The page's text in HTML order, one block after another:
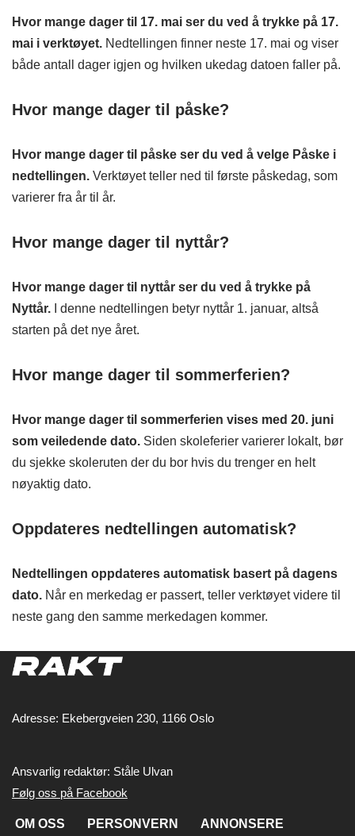
Hvor mange dager til 17. mai ser du ved å trykke på 17.
mai i verktøyet. Nedtellingen finner neste 17. mai og viser
både antall dager igjen og hvilken ukedag datoen faller på.
Hvor mange dager til påske?
Hvor mange dager til påske ser du ved å velge Påske i
nedtellingen. Verktøyet teller ned til første påskedag, som
varierer fra år til år.
Hvor mange dager til nyttår?
Hvor mange dager til nyttår ser du ved å trykke på
Nyttår. I denne nedtellingen betyr nyttår 1. januar, altså
starten på det nye året.
Hvor mange dager til sommerferien?
Hvor mange dager til sommerferien vises med 20. juni
som veiledende dato. Siden skoleferier varierer lokalt, bør
du sjekke skoleruten der du bor hvis du trenger en helt
nøyaktig dato.
Oppdateres nedtellingen automatisk?
Nedtellingen oppdateres automatisk basert på dagens
dato. Når en merkedag er passert, teller verktøyet videre til
neste gang den samme merkedagen kommer.
Adresse: Ekebergveien 230, 1166 Oslo
Ansvarlig redaktør: Ståle Ulvan
Følg oss på Facebook
OM OSS PERSONVERN ANNONSERE